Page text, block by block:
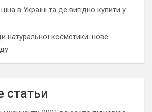
в Україні та де вигідно купити у
натуральної косметики: нове
статьи